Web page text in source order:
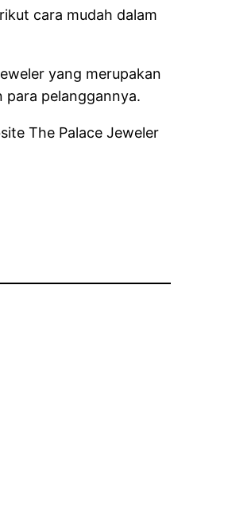
cara mudah dalam
yang merupakan
para pelanggannya.
The Palace Jeweler